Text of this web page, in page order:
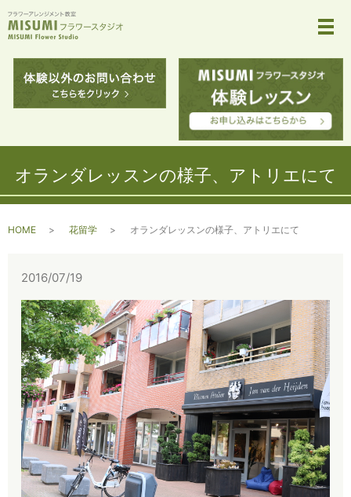
メ
オランダレッスンの様子、アトリエにて
HOME 花留学 オランダレッスンの様子、アトリエにて
2016/07/19